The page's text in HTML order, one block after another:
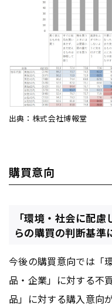
出典：株式会社博報堂
購買意向
「環境・社会に配
らの購買の判断基準
今後の購買意向では「
品・企業」に対する不
品」に対する購入意向